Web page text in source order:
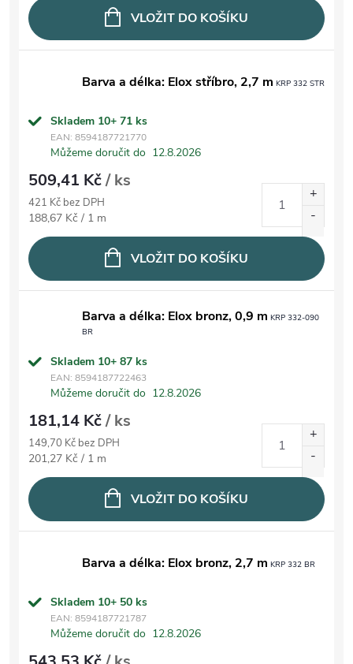
VLOŽIT DO KOŠÍKU
Barva a délka: Elox stříbro, 2,7 m KRP 332 STR
Skladem 10+ 71 ks
EAN: 8594187721770
Můžeme doručit do 12.8.2026
509,41 Kč/ ks
421 Kč bez DPH
Měrná cena:
188,67 Kč / 1 m
VLOŽIT DO KOŠÍKU
Barva a délka: Elox bronz, 0,9 m KRP 332-090
BR
Skladem 10+ 87 ks
EAN: 8594187722463
Můžeme doručit do 12.8.2026
181,14 Kč/ ks
149,70 Kč bez DPH
Měrná cena:
201,27 Kč / 1 m
VLOŽIT DO KOŠÍKU
Barva a délka: Elox bronz, 2,7 m KRP 332 BR
Skladem 10+ 50 ks
EAN: 8594187721787
Můžeme doručit do 12.8.2026